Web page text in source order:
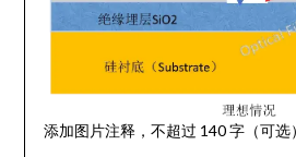
添加图片注释，不超过 140 字（可选）